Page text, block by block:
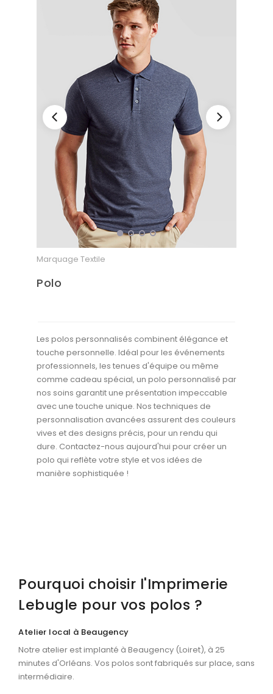
Pochettes administratives
Liasses
Carnets
Bons de commande
GRAND FORMAT
Posters
Bâche
Panneaux
Étiquettes adhésives
Étiquettes adhésives en bobine
Adhésifs vitrine
MARQUAGE TEXTILE
Tee-shirts Nouveau
Polos
Sacs & voyages
Verres & déjeuner
Vêtements
Outils & porte-clés
Marquage Textile
Polo
Les polos personnalisés combinent élégance et
touche personnelle. Idéal pour les événements
professionnels, les tenues d'équipe ou même
comme cadeau spécial, un polo personnalisé par
nos soins garantit une présentation impeccable
avec une touche unique. Nos techniques de
personnalisation avancées assurent des couleurs
vives et des designs précis, pour un rendu qui
dure. Contactez-nous aujourd'hui pour créer un
polo qui reflète votre style et vos idées de
manière sophistiquée !
Pourquoi choisir l'Imprimerie
Lebugle pour vos polos ?
Atelier local à Beaugency
Notre atelier est implanté à Beaugency (Loiret), à 25
minutes d'Orléans. Vos polos sont fabriqués sur place, sans
intermédiaire.